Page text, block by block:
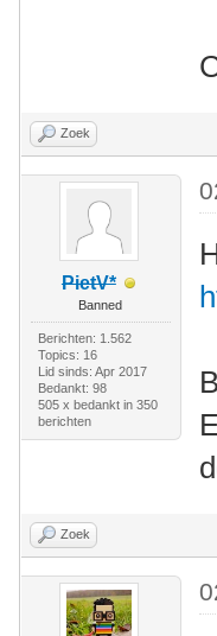
Zoek
PietV*
Banned
Berichten: 1.562
Topics: 16
Lid sinds: Apr 2017
Bedankt: 98
505 x bedankt in 350
berichten
Zoek